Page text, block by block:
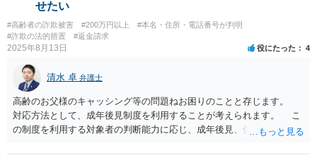
せたい
#高齢者の詐欺被害 #200万円以上
#本名・住所・電話番号が判明
#詐欺の法的措置
#返金請求
2025年8月13日 役にたった 4
清水 卓 弁護士
高齢のお父様のキャッシング等の問題ねお困りのことと存じます。
対応方法として、成年後見制度を利用することが考えられます。 こ
の制度を利用する対象者の判断能力に応じ、成年後見、保佐、補助と
す。なお、いずれも、家庭裁判所に申立てをする必要があります。